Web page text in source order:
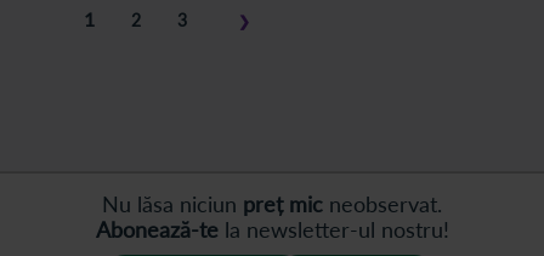
în
1 Pagina
2 Pagina
3 ❯
Nu lăsa niciun preț mic neobservat.
Abonează-tela newsletter-ul nostru!